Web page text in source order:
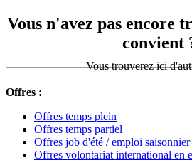
Vous n'avez pas encore
convient
Vous trouverez ici
Offres :
Offres temps plein
Offres temps partiel
Offres job d'été / emploi saisonnier
Offres volontariat international en